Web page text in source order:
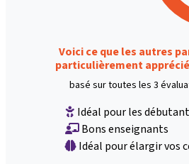
Voici ce que les autres
particulièrement
basé sur toutes les 3
Idéal pour les
Bons enseignants
Idéal pour élargir vos